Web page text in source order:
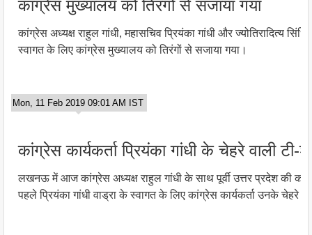
कांग्रेस मुख्यालय को तिरंगों से सजाया गया
कांग्रेस अध्यक्ष राहुल गांधी, महासचिव प्रियंका गांधी और ज्योतिरादित्य
स्वागत के लिए कांग्रेस मुख्यालय को तिरंगों से सजाया गया।
Mon, 11 Feb 2019 09:01 AM IST
कांग्रेस कार्यकर्ता प्रियंका गांधी के चेहरे वाली टी-
लखनऊ में आज कांग्रेस अध्यक्ष राहुल गांधी के साथ पूर्वी उत्तर प्रदेश की
पहले प्रियंका गांधी वाड्रा के स्वागत के लिए कांग्रेस कार्यकर्ता उनके चेहरे